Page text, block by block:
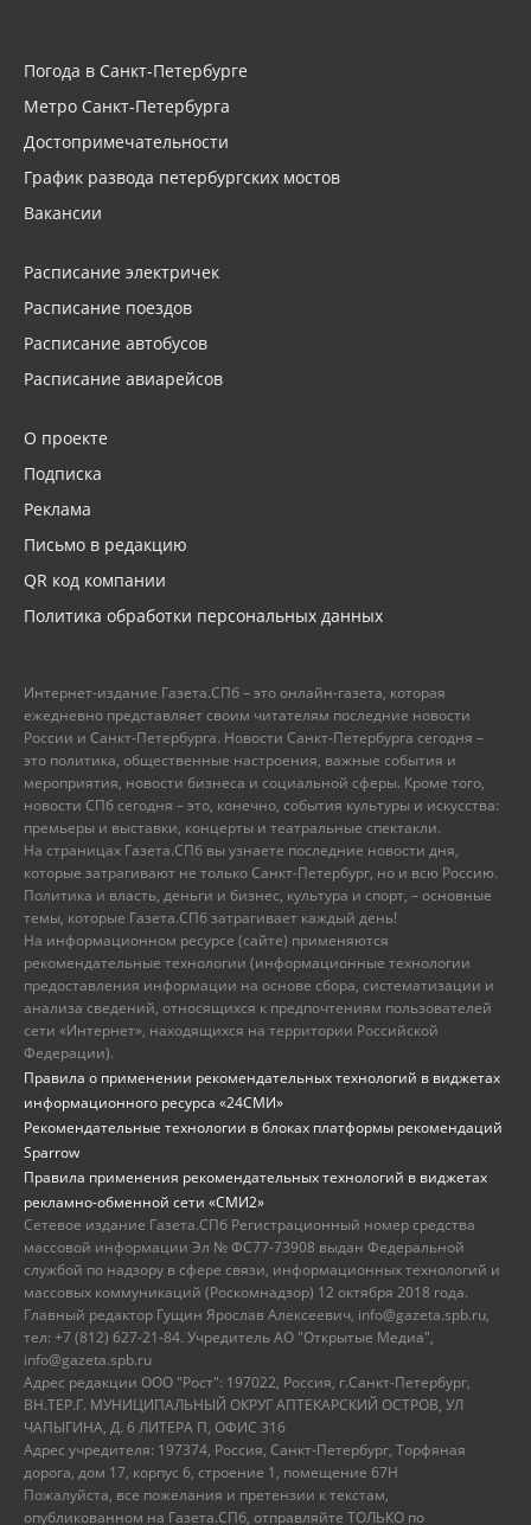
Погода в Санкт-Петербурге
Метро Санкт-Петербурга
Достопримечательности
График развода петербургских мостов
Вакансии
Расписание электричек
Расписание поездов
Расписание автобусов
Расписание авиарейсов
О проекте
Подписка
Реклама
Письмо в редакцию
QR код компании
Политика обработки персональных данных
Интернет-издание Газета.СПб – это онлайн-газета, которая
ежедневно представляет своим читателям последние новости
России и Санкт-Петербурга. Новости Санкт-Петербурга сегодня –
это политика, общественные настроения, важные события и
мероприятия, новости бизнеса и социальной сферы. Кроме того,
новости СПб сегодня – это, конечно, события культуры и искусства:
премьеры и выставки, концерты и театральные спектакли.
На страницах Газета.СПб вы узнаете последние новости дня,
которые затрагивают не только Санкт-Петербург, но и всю Россию.
Политика и власть, деньги и бизнес, культура и спорт, – основные
темы, которые Газета.СПб затрагивает каждый день!
На информационном ресурсе (сайте) применяются
рекомендательные технологии (информационные технологии
предоставления информации на основе сбора, систематизации и
анализа сведений, относящихся к предпочтениям пользователей
сети «Интернет», находящихся на территории Российской
Федерации).
Правила о применении рекомендательных технологий в виджетах
информационного ресурса «24СМИ»
Рекомендательные технологии в блоках платформы рекомендаций
Sparrow
Правила применения рекомендательных технологий в виджетах
рекламно-обменной сети «СМИ2»
Сетевое издание Газета.СПб Регистрационный номер средства
массовой информации Эл № ФС77-73908 выдан Федеральной
службой по надзору в сфере связи, информационных технологий и
массовых коммуникаций (Роскомнадзор) 12 октября 2018 года.
Главный редактор Гущин Ярослав Алексеевич, info@gazeta.spb.ru,
тел: +7 (812) 627-21-84. Учредитель АО "Открытые Медиа",
info@gazeta.spb.ru
Адрес редакции ООО "Рост": 197022, Россия, г.Санкт-Петербург,
ВН.ТЕР.Г. МУНИЦИПАЛЬНЫЙ ОКРУГ АПТЕКАРСКИЙ ОСТРОВ, УЛ
ЧАПЫГИНА, Д. 6 ЛИТЕРА П, ОФИС 316
Адрес учредителя: 197374, Россия, Санкт-Петербург, Торфяная
дорога, дом 17, корпус 6, строение 1, помещение 67Н
Пожалуйста, все пожелания и претензии к текстам,
опубликованном на Газета.СПб, отправляйте ТОЛЬКО по